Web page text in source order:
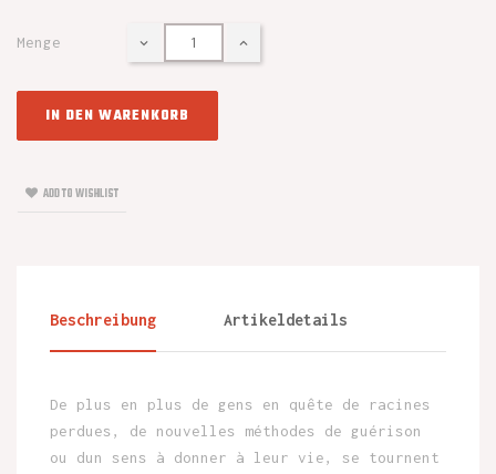
Menge
IN DEN WARENKORB
ADD TO WISHLIST
Beschreibung Artikeldetails
De plus en plus de gens en quête de racines
perdues, de nouvelles méthodes de guérison
ou dun sens à donner à leur vie, se tournent